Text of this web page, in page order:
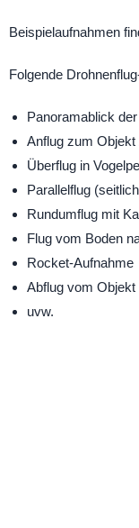
Beispielaufnahmen
Folgende
Panoramablick
Anflug zum
Überflug in
Parallelflug
Rundumflug mit
Flug vom Boden
Rocket-Aufnahme
Abflug vom Objekt
uvw.